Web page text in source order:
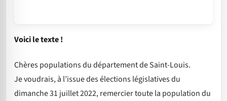
Voici le texte !
Chères populations du département de Saint-Louis.
Je voudrais, à l’issue des élections législatives du
dimanche 31 juillet 2022, remercier toute la population du